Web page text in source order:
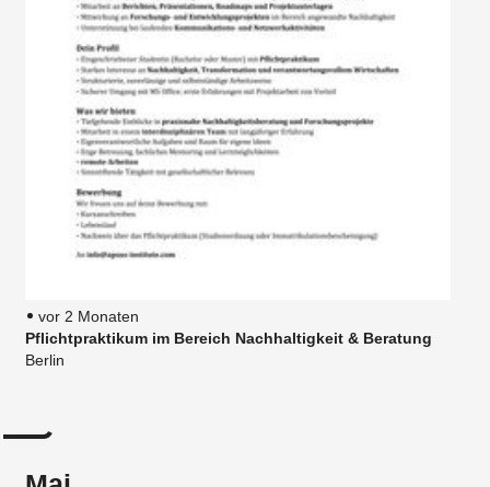
vor 2 Monaten
Pflichtpraktikum im Bereich Nachhaltigkeit & Beratung
Berlin